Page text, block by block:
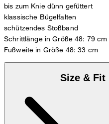
bis zum Knie dünn gefüttert
klassische Bügelfalten
schützendes Stoßband
Schrittlänge in Größe 48: 79 cm
Fußweite in Größe 48: 33 cm
Size & Fit